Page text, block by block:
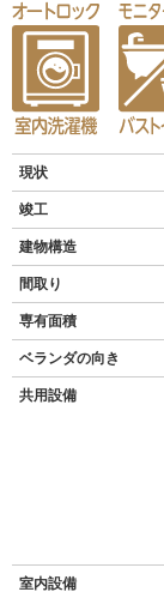
現状
竣工
建物構造
間取り
専有面積
ベランダの向き
共用設備
室内設備